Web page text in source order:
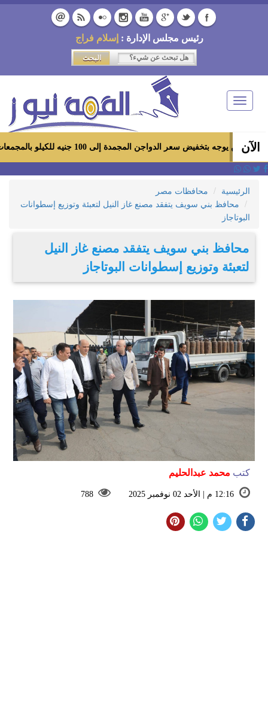
رئيس مجلس الإدارة : إسلام فراج
Toggle
navigation
الآن
سعر الدواجن المجمدة إلى 100 جنيه للكيلو بالمجمعات الاستهلاكية ومعارض «أهلاً رمضان»
الرئيسية
محافظات مصر
محافظ بني سويف يتفقد مصنع غاز النيل لتعبئة وتوزيع إسطوانات
البوتاجاز
محافظ بني سويف يتفقد مصنع غاز النيل
لتعبئة وتوزيع إسطوانات البوتاجاز
كتب محمد عبدالحليم
12:16 م | الأحد 02 نوفمبر 2025 788